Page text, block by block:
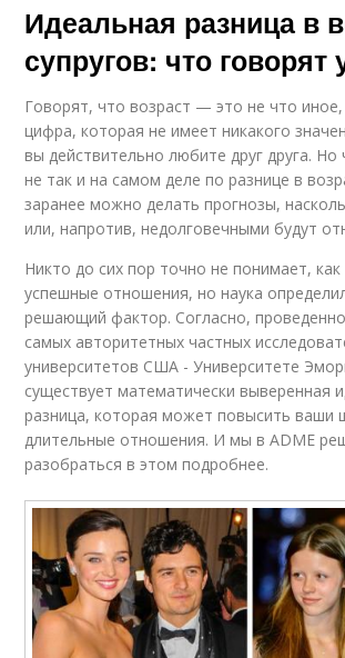
Идеальная разница в
супругов: что говорят
Говорят, что возраст — это не что иное,
цифра, которая не имеет никакого
вы действительно любите друг друга. Но
не так и на самом деле по разнице в
заранее можно делать прогнозы,
или, напротив, недолговечными будут
Никто до сих пор точно не понимает, как
успешные отношения, но наука
решающий фактор. Согласно,
самых авторитетных частных
университетов США - Университете
существует математически выверенная
разница, которая может повысить ваши
длительные отношения. И мы в ADME
разобраться в этом подробнее.